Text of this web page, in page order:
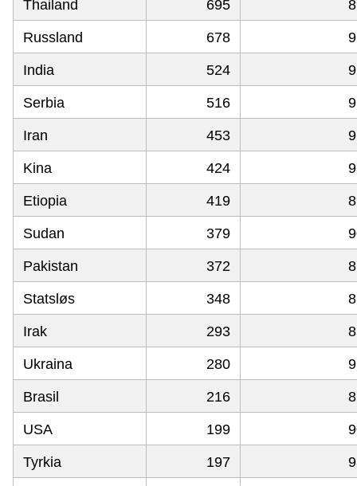
Thailand 695
Russland 678
India 524
Serbia 516
Iran 453
Kina 424
Etiopia 419
Sudan 379
Pakistan 372
Statsløs 348
Irak 293
Ukraina 280
Brasil 216
USA 199
Tyrkia 197